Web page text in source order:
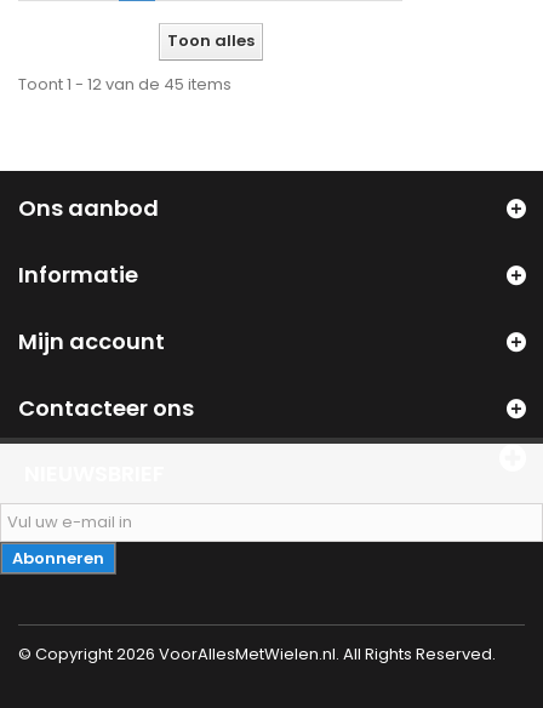
Toon alles
Toont 1 - 12 van de 45 items
Ons aanbod
Informatie
© Copyright 2026 VoorAllesMetWielen.nl. All Rights Reserved.
Mijn account
Contacteer ons
Abonneren